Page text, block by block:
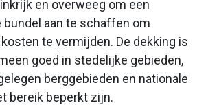
en overweeg om een
bundel aan te schaffen om
te vermijden. De dekking is
goed in stedelijke gebieden,
berggebieden en nationale
bereik beperkt zijn.